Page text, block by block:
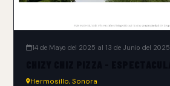
14 de Mayo del 2025 al 13 de Junio del 2025
Hermosillo, Sonora